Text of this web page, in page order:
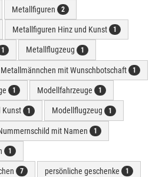
Metallfiguren 2
Metallfiguren Hinz und Kunst 1
1 Metallflugzeug 1
Metallmännchen mit Wunschbotschaft 1
1 Modellfahrzeuge 1
Kunst 1 Modellflugzeug 1
mit Namen 1
1
7 persönliche geschenke 1